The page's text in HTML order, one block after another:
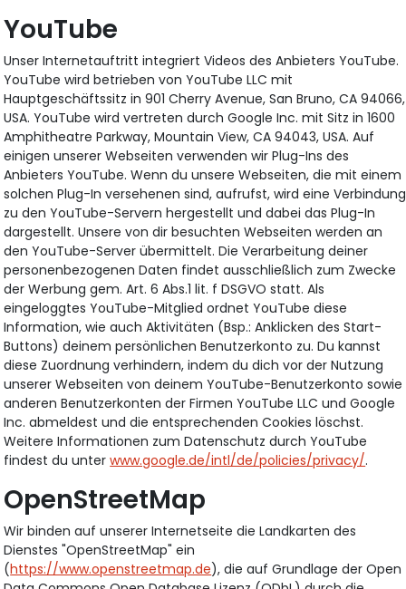
YouTube
Unser Internetauftritt integriert Videos des Anbieters YouTube.
YouTube wird betrieben von YouTube LLC mit
Hauptgeschäftssitz in 901 Cherry Avenue, San Bruno, CA 94066,
USA. YouTube wird vertreten durch Google Inc. mit Sitz in 1600
Amphitheatre Parkway, Mountain View, CA 94043, USA. Auf
einigen unserer Webseiten verwenden wir Plug-Ins des
Anbieters YouTube. Wenn du unsere Webseiten, die mit einem
solchen Plug-In versehenen sind, aufrufst, wird eine Verbindung
zu den YouTube-Servern hergestellt und dabei das Plug-In
dargestellt. Unsere von dir besuchten Webseiten werden an
den YouTube-Server übermittelt. Die Verarbeitung deiner
personenbezogenen Daten findet ausschließlich zum Zwecke
der Werbung gem. Art. 6 Abs.1 lit. f DSGVO statt. Als
eingeloggtes YouTube-Mitglied ordnet YouTube diese
Information, wie auch Aktivitäten (Bsp.: Anklicken des Start-
Buttons) deinem persönlichen Benutzerkonto zu. Du kannst
diese Zuordnung verhindern, indem du dich vor der Nutzung
unserer Webseiten von deinem YouTube-Benutzerkonto sowie
anderen Benutzerkonten der Firmen YouTube LLC und Google
Inc. abmeldest und die entsprechenden Cookies löschst.
Weitere Informationen zum Datenschutz durch YouTube
findest du unterwww.google.de/intl/de/policies/privacy/.
OpenStreetMap
Wir binden auf unserer Internetseite die Landkarten des
Dienstes "OpenStreetMap" ein
(https://www.openstreetmap.de), die auf Grundlage der Open